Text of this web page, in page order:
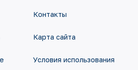
Контакты
Карта сайта
Условия использования